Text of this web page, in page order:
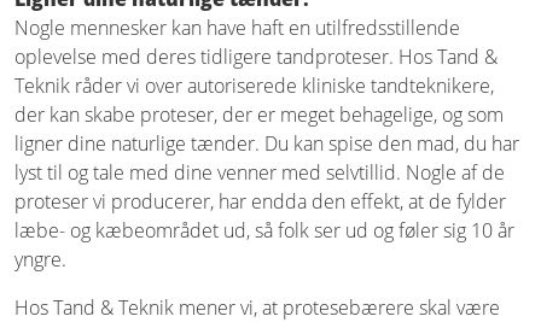
Nogle mennesker kan have haft en utilfredsstillende
oplevelse med deres tidligere tandproteser. Hos Tand &
Teknik råder vi over autoriserede kliniske tandteknikere,
der kan skabe proteser, der er meget behagelige, og som
ligner dine naturlige tænder. Du kan spise den mad, du har
lyst til og tale med dine venner med selvtillid. Nogle af de
proteser vi producerer, har endda den effekt, at de fylder
læbe- og kæbeområdet ud, så folk ser ud og føler sig 10 år
yngre.
Hos Tand & Teknik mener vi, at protesebærere skal være